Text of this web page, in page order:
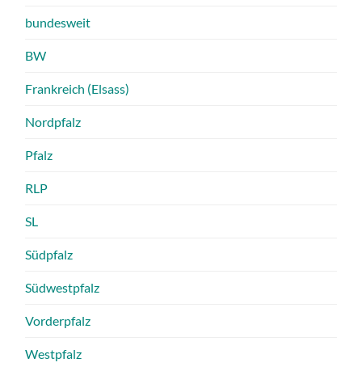
bundesweit
BW
Frankreich (Elsass)
Nordpfalz
Pfalz
RLP
SL
Südpfalz
Südwestpfalz
Vorderpfalz
Westpfalz